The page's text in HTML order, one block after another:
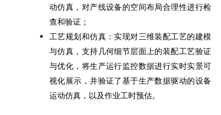
动仿真，对产线设备的空间布局合理性进行检
查和验证；
工艺规划和仿真：实现对三维装配工艺的建模
与仿真，支持几何细节层面上的装配工艺验证
与优化，将生产运行监控数据进行实时实景可
视化展示，并验证了基于生产数据驱动的设备
运动仿真，以及作业工时预估。